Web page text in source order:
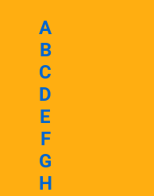
A
B
C
D
E
F
G
H